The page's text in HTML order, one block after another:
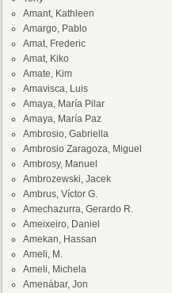
Amant, Kathleen
Amargo, Pablo
Amat, Frederic
Amat, Kiko
Amate, Kim
Amavisca, Luis
Amaya, María Pilar
Amaya, María Paz
Ambrosio, Gabriella
Ambrosio Zaragoza, Miguel
Ambrosy, Manuel
Ambrozewski, Jacek
Ambrus, Víctor G.
Amechazurra, Gerardo R.
Ameixeiro, Daniel
Amekan, Hassan
Ameli, M.
Ameli, Michela
Amenábar, Jon